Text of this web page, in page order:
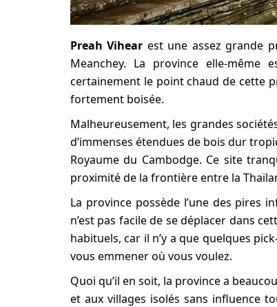
Preah Vihear est une assez grande
Meanchey. La province elle-même
certainement le point chaud de cette
fortement boisée.
Malheureusement, les grandes
d’immenses étendues de bois dur
Royaume du Cambodge. Ce site
proximité de la frontière entre la
La province possède l’une des pires
n’est pas facile de se déplacer dans
habituels, car il n’y a que quelques
vous emmener où vous voulez.
Quoi qu’il en soit, la province a
et aux villages isolés sans influence